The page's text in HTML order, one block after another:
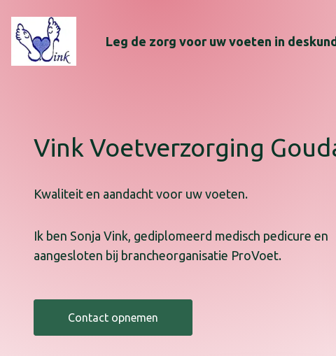
Leg de zorg voor uw voeten in
Vink Voetverzorging
Kwaliteit en aandacht voor uw voeten.
Ik ben Sonja Vink, gediplomeerd medisch pedicure en
aangesloten bij brancheorganisatie ProVoet.
Contact opnemen